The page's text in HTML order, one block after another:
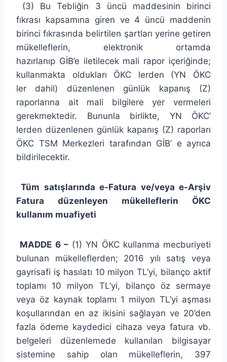
(3) Bu Tebliğin 3 üncü maddesinin birinci
fıkrası kapsamına giren ve 4 üncü maddenin
birinci fıkrasında belirtilen şartları yerine getiren
mükelleflerin, elektronik ortamda
hazırlanıp GİB’e iletilecek mali rapor içeriğinde;
kullanmakta oldukları ÖKC lerden (YN ÖKC
ler dahil) düzenlenen günlük kapanış (Z)
raporlarına ait mali bilgilere yer vermeleri
gerekmektedir. Bununla birlikte, YN ÖKC’
lerden düzenlenen günlük kapanış (Z) raporları
ÖKC TSM Merkezleri tarafından GİB’ e ayrıca
bildirilecektir.
Tüm satışlarında e-Fatura ve/veya e-Arşiv
Fatura düzenleyen mükelleflerin ÖKC
kullanım muafiyeti
MADDE 6 –(1) YN ÖKC kullanma mecburiyeti
bulunan mükelleflerden; 2016 yılı satış veya
gayrisafi iş hasılatı 10 milyon TL’yi, bilanço aktif
toplamı 10 milyon TL’yi, bilanço öz sermaye
veya öz kaynak toplamı 1 milyon TL’yi aşması
koşullarından en az ikisini sağlayan ve 20’den
fazla ödeme kaydedici cihaza veya fatura vb.
belgeleri düzenlemede kullanılan bilgisayar
sistemine sahip olan mükelleflerin, 397